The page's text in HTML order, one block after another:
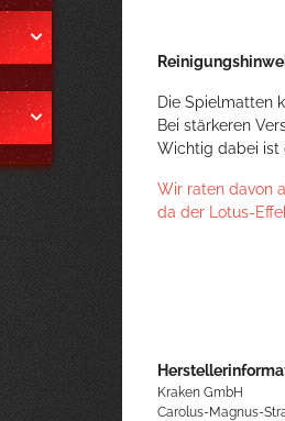
Die Spielmatten
Bei stärkeren
Wichtig dabei ist
Wir raten davon
da der Lotus-
Kraken GmbH
Carolus-Magnus-